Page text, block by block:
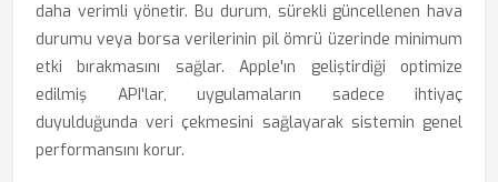
daha verimli yönetir. Bu durum, sürekli güncellenen hava
durumu veya borsa verilerinin pil ömrü üzerinde minimum
etki bırakmasını sağlar. Apple'ın geliştirdiği optimize
edilmiş API'lar, uygulamaların sadece ihtiyaç
duyulduğunda veri çekmesini sağlayarak sistemin genel
performansını korur.